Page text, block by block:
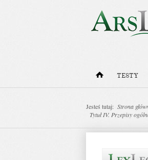
TESTY
Jesteś tutaj: Strona
Tytuł IV. Przepisy